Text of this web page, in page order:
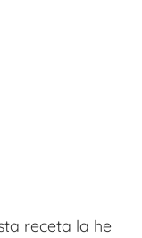
receta la he